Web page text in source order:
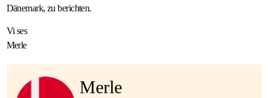
Dänemark, zu berichten.
Vi ses
Merle
Merle